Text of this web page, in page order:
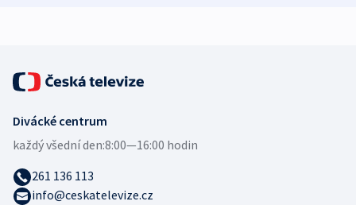
Divácké centrum
každý všední den:8:00—16:00 hodin
261 136 113
info@ceskatelevize.cz